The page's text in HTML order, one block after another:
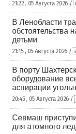
21:22 , 05 Августа 2026 /
В Ленобласти
обстоятельства
детьми
21:15 , 05 Августа 2026 /
В порту
оборудование
аспирации
20:45 , 05 Августа 2026 /
Севмаш
для атомного